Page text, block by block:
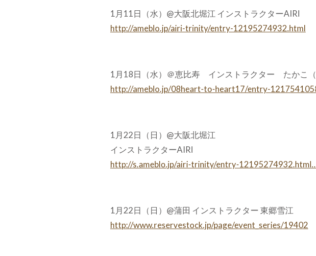
1月11日（水）@大阪北堀江 インストラクターAIRI
http://ameblo.jp/airi-trinity/entry-12195274932.html
1月18日（水）＠恵比寿 インストラクター たかこ（
http://ameblo.jp/08heart-to-heart17/entry-
1月22日（日）@大阪北堀江
インストラクターAIRI
http://s.ameblo.jp/airi-trinity/entry-
1月22日（日）@蒲田 インストラクター 東郷雪江
http://www.reservestock.jp/page/event_series/19402